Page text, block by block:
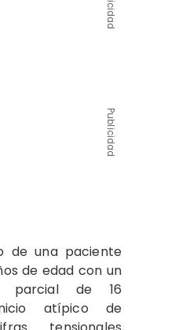
Publicidad
de una paciente
de edad con un
parcial de 16
atípico de